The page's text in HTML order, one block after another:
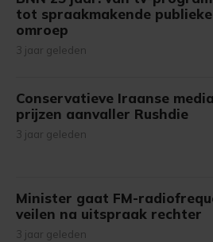
tot spraakmakende publieke
omroep
3 jaar geleden
Conservatieve Iraanse media
prijzen aanvaller Rushdie
3 jaar geleden
Minister gaat FM-
veilen na uitspraak rechter
3 jaar geleden